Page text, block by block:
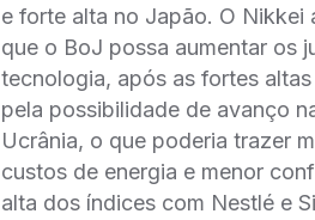
e forte alta no Japão. O
que o BoJ possa aumentar os
tecnologia, após as fortes
pela possibilidade de avanço
Ucrânia, o que poderia trazer
custos de energia e menor
alta dos índices com Nestlé e